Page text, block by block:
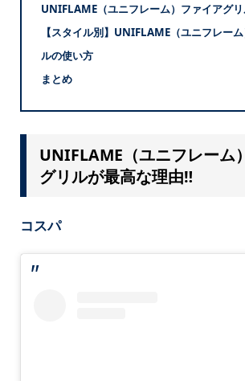
UNIFLAME（ユニフレーム）ファイアグ
【スタイル別】UNIFLAME（ユニフレー
ルの使い方
まとめ
UNIFLAME（ユニフレーム
グリルが最高な理由‼
コスパ